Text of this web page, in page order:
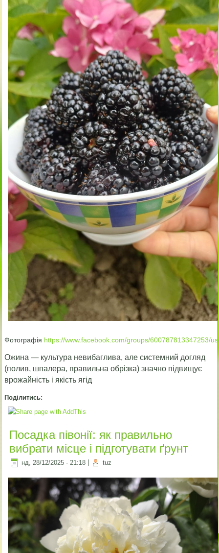
Фотографія https://www.facebook.com/groups/600787813347253/
Ожина — культура невибаглива, але системний догляд
(полив, шпалера, правильна обрізка) значно підвищує
врожайність і якість ягід
Поділитись:
Посадка півонії: як правильно
вибрати місце і підготувати ґрунт
нд, 28/12/2025 - 21:18 tuz